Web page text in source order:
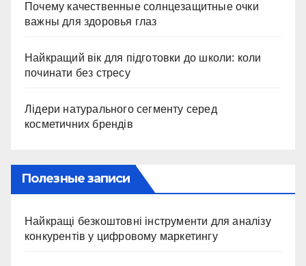
Почему качественные солнцезащитные очки
важны для здоровья глаз
Найкращий вік для підготовки до школи: коли
починати без стресу
Лідери натурального сегменту серед
косметичних брендів
Полезные записи
Найкращі безкоштовні інструменти для аналізу
конкурентів у цифровому маркетингу